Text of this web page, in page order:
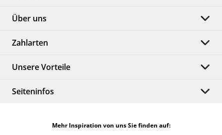
Über uns
Zahlarten
Unsere Vorteile
Seiteninfos
Mehr Inspiration von uns Sie finden auf: